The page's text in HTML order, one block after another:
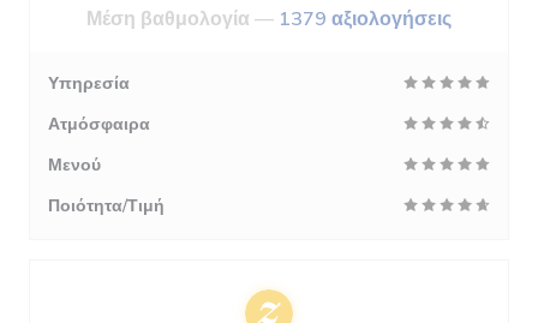
Μέση βαθμολογία — 1379 αξιολογήσεις
Υπηρεσία
Ατμόσφαιρα
Μενού
Ποιότητα/Τιμή